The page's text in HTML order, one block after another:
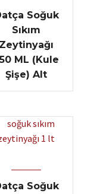
Soğuk
Sıkım
Zeytinyağı
ML (Kule
Şişe) Alt
Soğuk